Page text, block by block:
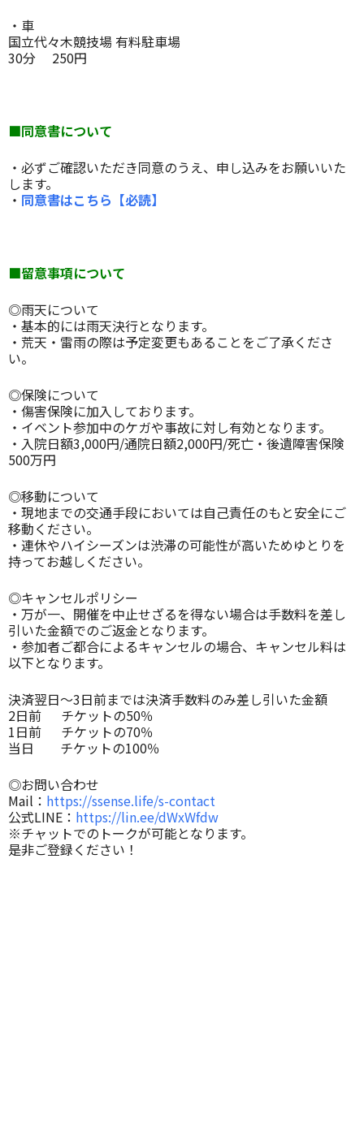
・車
国立代々木競技場 有料駐車場
30分 250円
■同意書について
・必ずご確認いただき同意のうえ、申し込みをお願いいた
します。
・ 同意書はこちら【必読】
■留意事項について
◎雨天について
・基本的には雨天決行となります。
・荒天・雷雨の際は予定変更もあることをご了承くださ
い。
◎保険について
・傷害保険に加入しております。
・イベント参加中のケガや事故に対し有効となります。
・入院日額3,000円/通院日額2,000円/死亡・後遺障害保険
500万円
◎移動について
・現地までの交通手段においては自己責任のもと安全にご
移動ください。
・連休やハイシーズンは渋滞の可能性が高いためゆとりを
持ってお越しください。
◎キャンセルポリシー
・万が一、開催を中止せざるを得ない場合は手数料を差し
引いた金額でのご返金となります。
・参加者ご都合によるキャンセルの場合、キャンセル料は
以下となります。
決済翌日〜3日前までは決済手数料のみ差し引いた金額
2日前 チケットの50％
1日前 チケットの70％
当日 チケットの100％
◎お問い合わせ
Mail： https://ssense.life/s-contact
公式LINE： https://lin.ee/dWxWfdw
※チャットでのトークが可能となります。
是非ご登録ください！